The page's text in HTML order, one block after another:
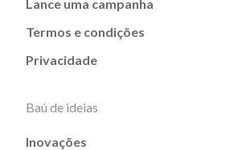
Lance uma campanha
Termos e condições
Privacidade
Baú de ideias
Inovações